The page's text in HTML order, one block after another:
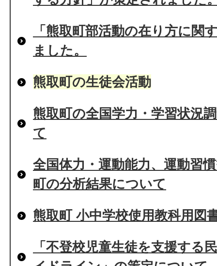
「熊取町部活動の在り方に関
ました。
熊取町の生徒会活動
熊取町の全国学力・学習状況
て
全国体力・運動能力、運動習
町の分析結果について
熊取町 小中学校使用教科用図
「不登校児童生徒を支援する